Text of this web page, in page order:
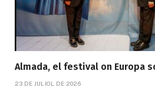
Almada, el festival on Europa
23 DE JULIOL DE 2026